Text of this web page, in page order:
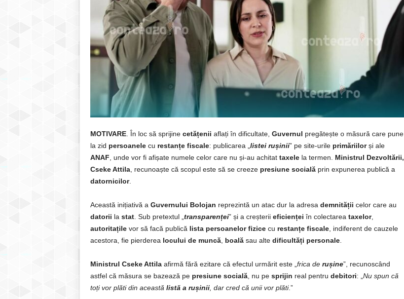
MOTIVARE. În loc să sprijine cetățenii aflați în dificultate, Guvernul pregătește o măsură care pune
la zid persoanelecu restanțe fiscale: publicarea „ listei rușinii” pe site-urile primăriilorși ale
ANAF , unde vor fi afișate numele celor care nu și-au achitat taxelela termen. Ministrul Dezvoltării,
Cseke Attila, recunoaște că scopul este să se creeze presiune socialăprin expunerea publică a
datornicilor.
Această inițiativă a Guvernului Bolojan reprezintă un atac dur la adresa demnității celor care au
datorii la stat. Sub pretextul „ transparenței” și a creșterii eficienței în colectarea taxelor,
autoritațilevor să facă publică lista persoanelor fizicecu restanțe fiscale, indiferent de cauzele
acestora, fie pierderea locului de muncă, boalăsau alte dificultăți personale.
Ministrul Cseke Attilaafirmă fără ezitare că efectul urmărit este „ frica de rușine”, recunoscând
astfel că măsura se bazează pe presiune socială, nu pe sprijin real pentru debitori: „ Nu spun că
toți vor plăti din această listă a rușinii, dar cred că unii vor plăti.”